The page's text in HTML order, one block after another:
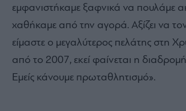
εμφανιστήκαμε ξαφνικά να πουλάμε
χαθήκαμε από την αγορά. Αξίζει να
είμαστε ο μεγαλύτερος πελάτης στη
από το 2007, εκεί φαίνεται η
Εμείς κάνουμε πρωταθλητισμό».